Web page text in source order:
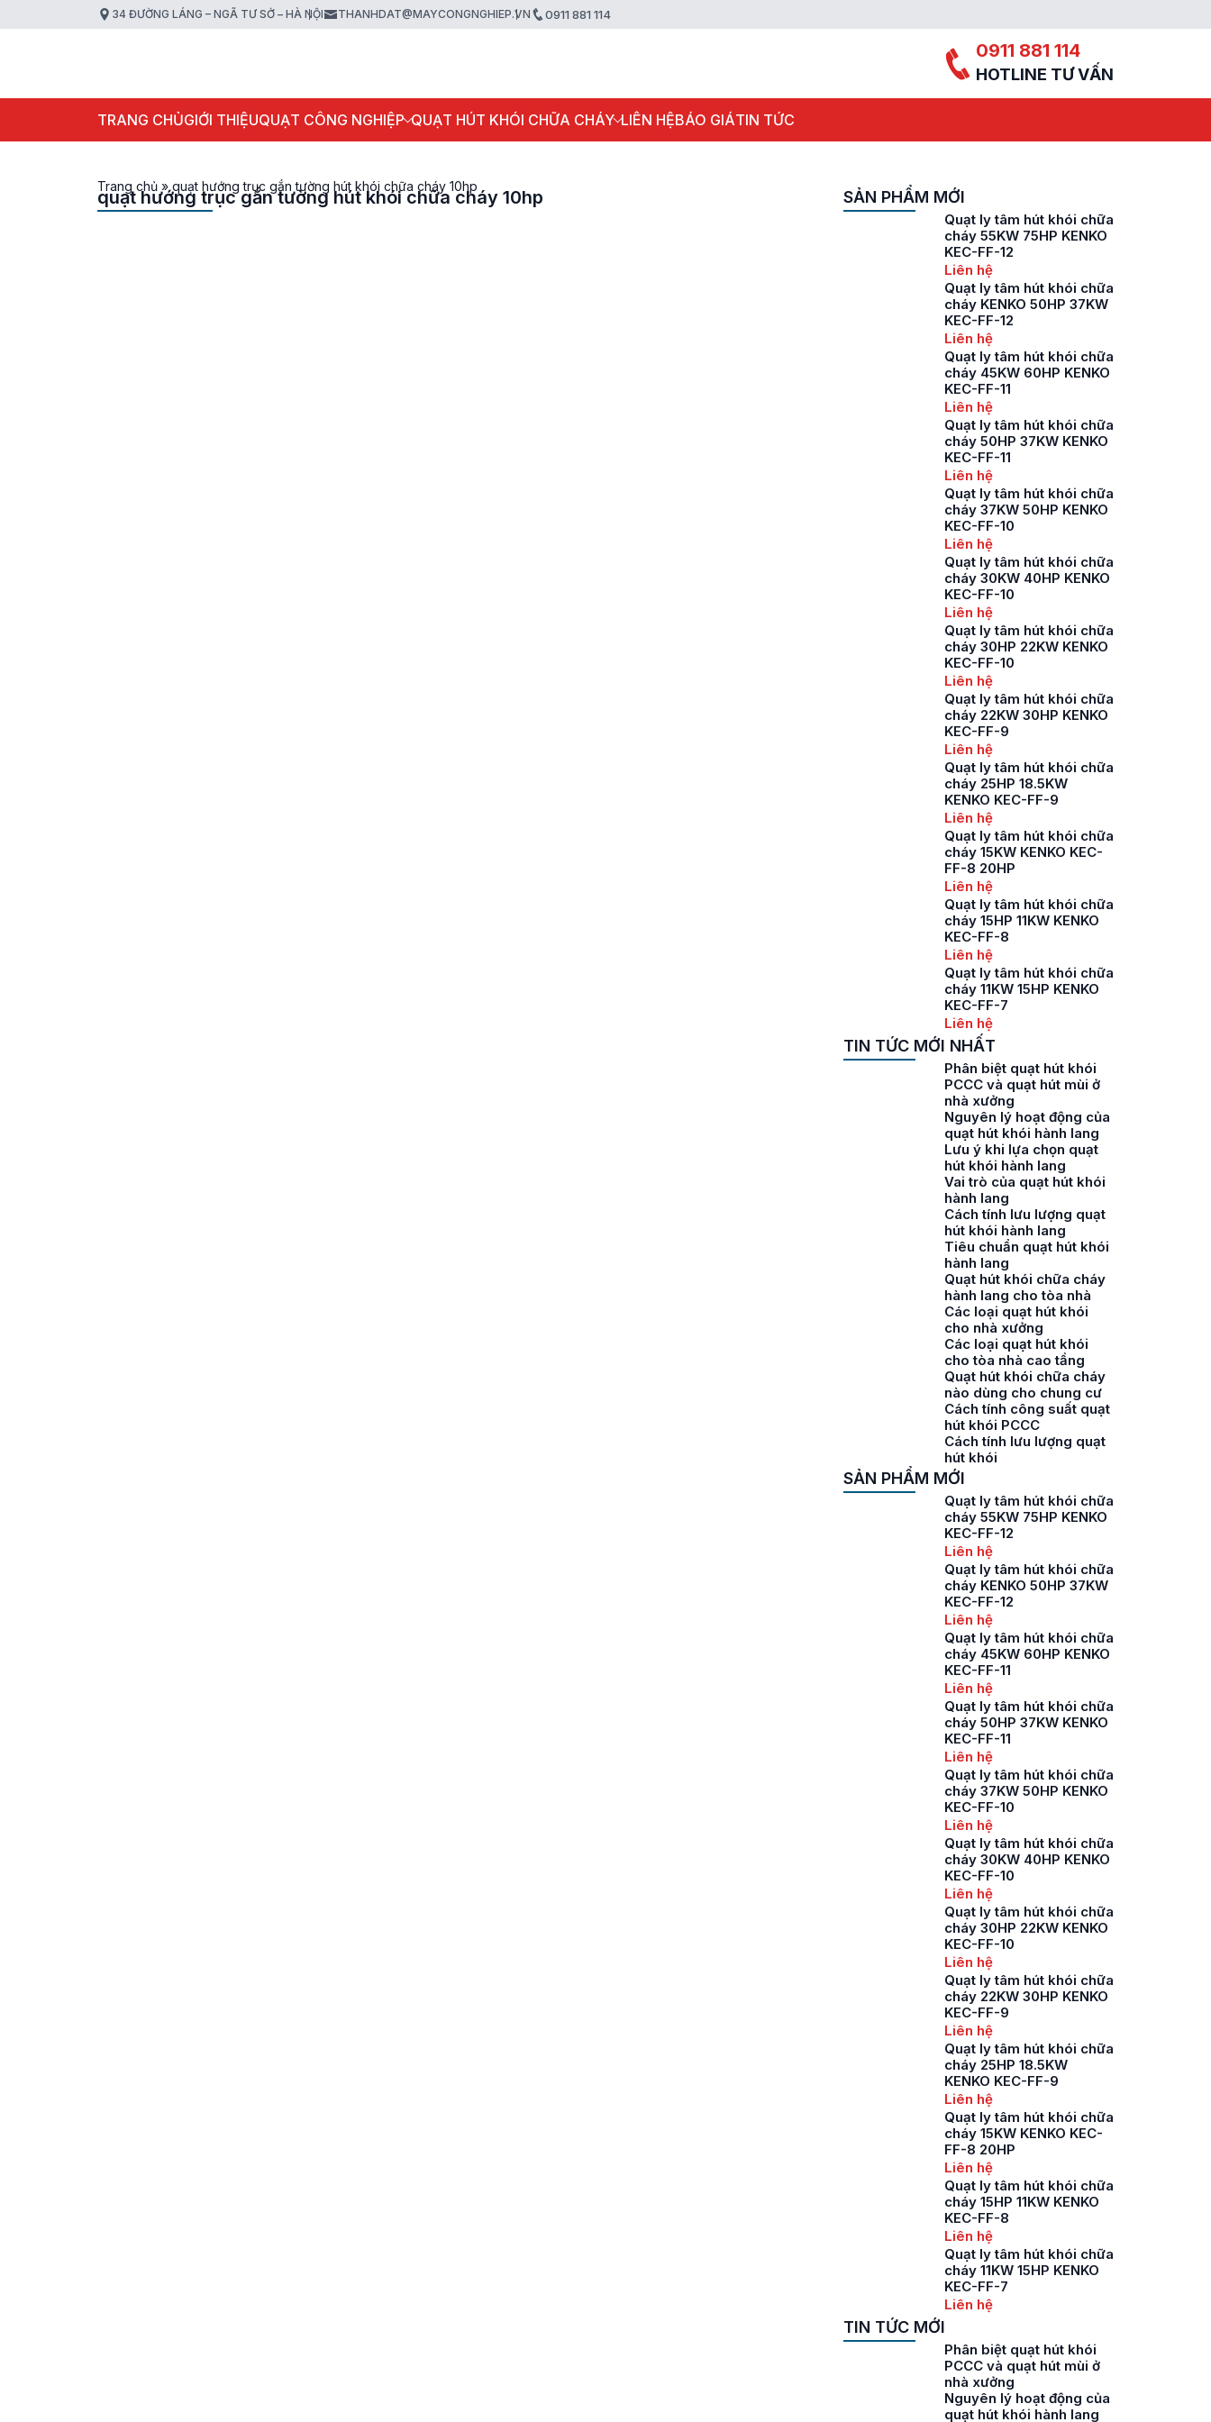
34 ĐƯỜNG LÁNG – NGÃ TƯ SỞ – HÀ NỘI THANHDAT@MAYCONGNGHIEP.VN 0911 881 114
0911 881 114
HOTLINE TƯ VẤN
TRANG CHỦGIỚI THIỆUQUẠT CÔNG NGHIỆP QUẠT HÚT KHÓI CHỮA CHÁY LIÊN HỆBÁO GIÁTIN TỨC
Trang chủ »quạt hướng trục gắn tường hút khói chữa cháy 10hp
quạt hướng trục gắn tường hút khói chữa cháy 10hp SẢN PHẨM MỚI
Quạt ly tâm hút khói chữa
cháy 55KW 75HP KENKO
KEC-FF-12
Liên hệ
Quạt ly tâm hút khói chữa
cháy KENKO 50HP 37KW
KEC-FF-12
Liên hệ
Quạt ly tâm hút khói chữa
cháy 45KW 60HP KENKO
KEC-FF-11
Liên hệ
Quạt ly tâm hút khói chữa
cháy 50HP 37KW KENKO
KEC-FF-11
Liên hệ
Quạt ly tâm hút khói chữa
cháy 37KW 50HP KENKO
KEC-FF-10
Liên hệ
Quạt ly tâm hút khói chữa
cháy 30KW 40HP KENKO
KEC-FF-10
Liên hệ
Quạt ly tâm hút khói chữa
cháy 30HP 22KW KENKO
KEC-FF-10
Liên hệ
Quạt ly tâm hút khói chữa
cháy 22KW 30HP KENKO
KEC-FF-9
Liên hệ
Quạt ly tâm hút khói chữa
cháy 25HP 18.5KW
KENKO KEC-FF-9
Liên hệ
Quạt ly tâm hút khói chữa
cháy 15KW KENKO KEC-
FF-8 20HP
Liên hệ
Quạt ly tâm hút khói chữa
cháy 15HP 11KW KENKO
KEC-FF-8
Liên hệ
Quạt ly tâm hút khói chữa
cháy 11KW 15HP KENKO
KEC-FF-7
Liên hệ
TIN TỨC MỚI NHẤT
Phân biệt quạt hút khói
PCCC và quạt hút mùi ở
nhà xưởng
Nguyên lý hoạt động của
quạt hút khói hành lang
Lưu ý khi lựa chọn quạt
hút khói hành lang
Vai trò của quạt hút khói
hành lang
Cách tính lưu lượng quạt
hút khói hành lang
Tiêu chuẩn quạt hút khói
hành lang
Quạt hút khói chữa cháy
hành lang cho tòa nhà
Các loại quạt hút khói
cho nhà xưởng
Các loại quạt hút khói
cho tòa nhà cao tầng
Quạt hút khói chữa cháy
nào dùng cho chung cư
Cách tính công suất quạt
hút khói PCCC
Cách tính lưu lượng quạt
hút khói
SẢN PHẨM MỚI
Quạt ly tâm hút khói chữa
cháy 55KW 75HP KENKO
KEC-FF-12
Liên hệ
Quạt ly tâm hút khói chữa
cháy KENKO 50HP 37KW
KEC-FF-12
Liên hệ
Quạt ly tâm hút khói chữa
cháy 45KW 60HP KENKO
KEC-FF-11
Liên hệ
Quạt ly tâm hút khói chữa
cháy 50HP 37KW KENKO
KEC-FF-11
Liên hệ
Quạt ly tâm hút khói chữa
cháy 37KW 50HP KENKO
KEC-FF-10
Liên hệ
Quạt ly tâm hút khói chữa
cháy 30KW 40HP KENKO
KEC-FF-10
Liên hệ
Quạt ly tâm hút khói chữa
cháy 30HP 22KW KENKO
KEC-FF-10
Liên hệ
Quạt ly tâm hút khói chữa
cháy 22KW 30HP KENKO
KEC-FF-9
Liên hệ
Quạt ly tâm hút khói chữa
cháy 25HP 18.5KW
KENKO KEC-FF-9
Liên hệ
Quạt ly tâm hút khói chữa
cháy 15KW KENKO KEC-
FF-8 20HP
Liên hệ
Quạt ly tâm hút khói chữa
cháy 15HP 11KW KENKO
KEC-FF-8
Liên hệ
Quạt ly tâm hút khói chữa
cháy 11KW 15HP KENKO
KEC-FF-7
Liên hệ
TIN TỨC MỚI
Phân biệt quạt hút khói
PCCC và quạt hút mùi ở
nhà xưởng
Nguyên lý hoạt động của
quạt hút khói hành lang